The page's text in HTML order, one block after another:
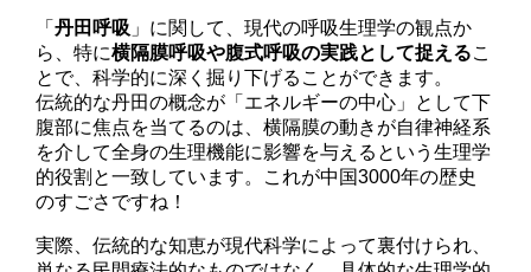
「丹田呼吸 」に関して、現代の呼吸生理学の観点か
ら、特に横隔膜呼吸や腹式呼吸の実践として捉えるこ
とで、科学的に深く掘り下げることができます。
伝統的な丹田の概念が「エネルギーの中心」として下
腹部に焦点を当てるのは、横隔膜の動きが自律神経系
を介して全身の生理機能に影響を与えるという生理学
的役割と一致しています。これが中国3000年の歴史
のすごさですね！
実際、伝統的な知恵が現代科学によって裏付けられ、